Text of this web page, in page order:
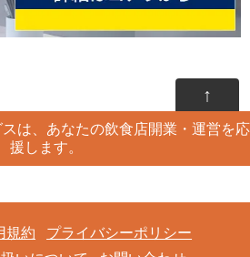
↑
は、あなたの飲食店開業・運営を応
援します。
規約
プライバシーポリシー